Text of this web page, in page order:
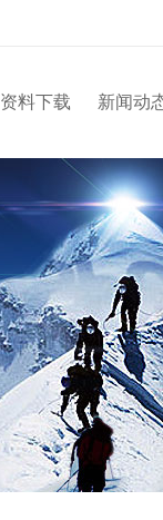
资料下载 新闻动